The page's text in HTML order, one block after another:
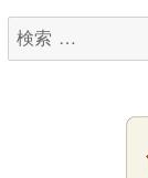
検